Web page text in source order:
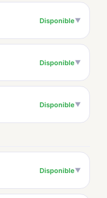
Disponible▼
Disponible▼
Disponible▼
Disponible▼